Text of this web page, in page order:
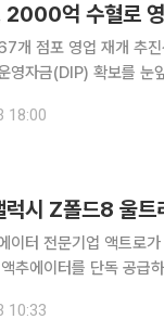
2000억 수혈로
점포 영업 재개 추진상품 공급
영자금(DIP) 확보를 눈
다. 다만 영업 재개가
18:00
럭시 Z폴드8 울트
이터 전문기업 액트로
에이터를 단독 공급하며 초
사업부의 1차 협력사로
10:33